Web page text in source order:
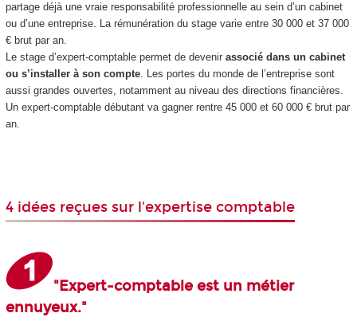
partage déjà une vraie responsabilité professionnelle au sein d’un cabinet
ou d’une entreprise. La rémunération du stage varie entre 30 000 et 37 000
€ brut par an.
Le stage d’expert-comptable permet de devenir associé dans un cabinet
ou s’installer à son compte. Les portes du monde de l’entreprise sont
aussi grandes ouvertes, notamment au niveau des directions financières.
Un expert-comptable débutant va gagner rentre 45 000 et 60 000 € brut par
an.
4 idées reçues sur l'expertise comptable
"Expert-comptable est un métier
ennuyeux."